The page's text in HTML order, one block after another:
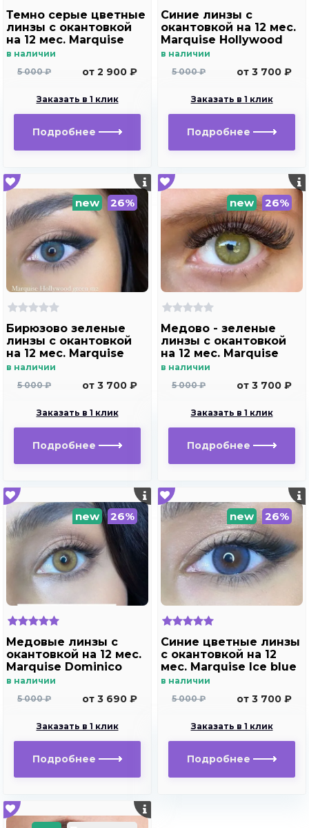
Темно серые цветные
линзы c окантовкой
на 12 мес. Marquise
Manuel gray ( с легким
глаз )
в наличии
5 000 ₽
от 2 900 ₽
Заказать в 1 клик
Подробнее
Синие линзы c
окантовкой на 12 мес.
Marquise Hollywood
blue m2
в наличии
5 000 ₽
от 3 700 ₽
Заказать в 1 клик
Подробнее
new 26%
Бирюзово зеленые
линзы c окантовкой
на 12 мес. Marquise
Hollywood green m2
в наличии
5 000 ₽
от 3 700 ₽
Заказать в 1 клик
Подробнее
new 26%
Медово - зеленые
линзы c окантовкой
на 12 мес. Marquise
Hollywood brown m2
в наличии
5 000 ₽
от 3 700 ₽
Заказать в 1 клик
Подробнее
new 26%
Медовые линзы c
окантовкой на 12 мес.
Marquise Dominico
brown /Медовые
темных глаз с
в наличии
5 000 ₽
от 3 690 ₽
Заказать в 1 клик
Подробнее
new 26%
Синие цветные линзы
c окантовкой на 12
мес. Marquise Ice blue
в наличии
5 000 ₽
от 3 700 ₽
Заказать в 1 клик
Подробнее